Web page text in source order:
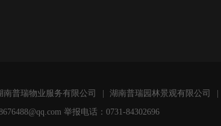
南普瑞物业服务有限公司 湖南普瑞园林景观有限公司
举报电话：0731-84302696